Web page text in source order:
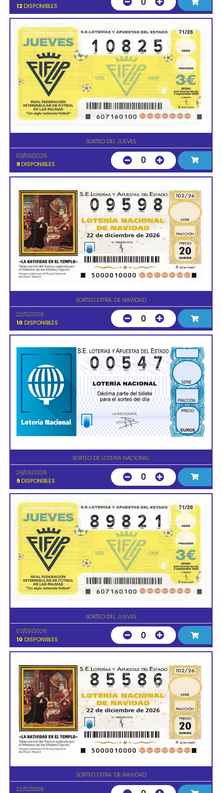
12 DISPONIBLES
SORTEO DEL JUEVES
03/09/2026
9 DISPONIBLES 0
SORTEO EXTRA. DE NAVIDAD
22/12/2026
10 DISPONIBLES 0
SORTEO DE LOTERIA NACIONAL
26/09/2026
9 DISPONIBLES 0
SORTEO DEL JUEVES
03/09/2026
10 DISPONIBLES 0
SORTEO EXTRA. DE NAVIDAD
22/12/2026